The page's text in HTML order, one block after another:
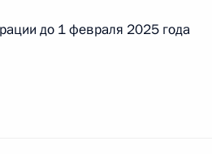
до 1 февраля 2025 года